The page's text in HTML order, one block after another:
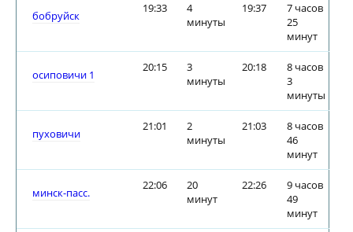
бобруйск
19:33
4
минуты
19:37
7 часов
25
минут
осиповичи 1
20:15
3
минуты
20:18
8 часов
3
минуты
пуховичи
21:01
2
минуты
21:03
8 часов
46
минут
минск-пасс.
22:06
20
минут
22:26
9 часов
49
минут